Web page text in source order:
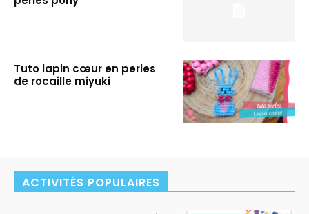
Tuto lapin cœur en perles
de rocaille miyuki
ACTIVITÉS POPULAIRES